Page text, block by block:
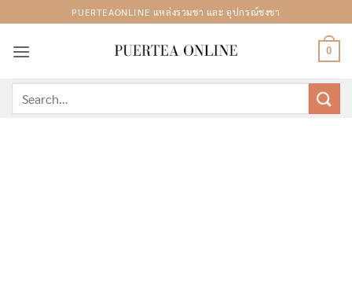
to
content
PUERTEAONLINE แหล่งรวมชา และ อุปกรณ์ชงชา
0
for: